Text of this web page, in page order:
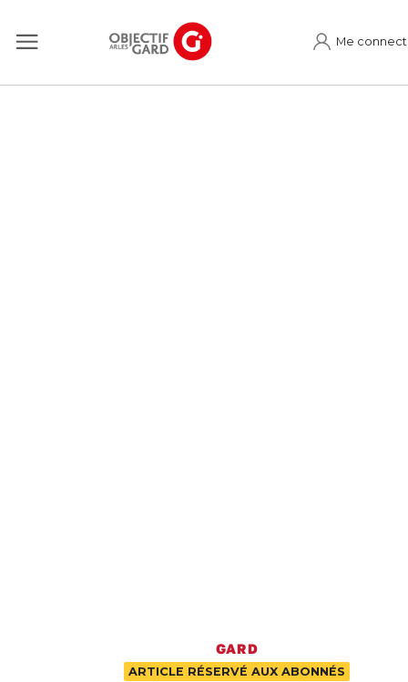
Me
GARD
ARTICLE RÉSERVÉ AUX ABONNÉS